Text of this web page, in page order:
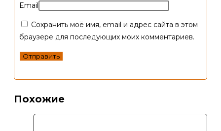
Email
Сохранить моё имя, email и адрес сайта в этом
браузере для последующих моих комментариев.
Похожие